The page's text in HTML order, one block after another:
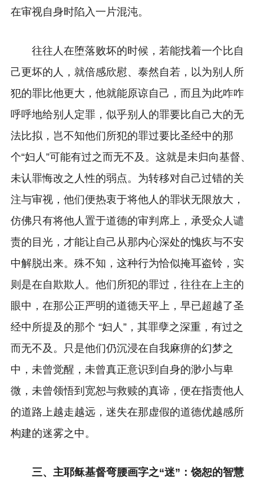
在审视自身时陷入一片混沌。
往往人在堕落败坏的时候，若能找着一个比自
己更坏的人，就倍感欣慰、泰然自若，以为别人所
犯的罪比他更大，他就能原谅自己，而且为此咋咋
呼呼地给别人定罪，似乎别人的罪要比自己大的无
法比拟，岂不知他们所犯的罪过要比圣经中的那
个“妇人”可能有过之而无不及。这就是未归向基督、
未认罪悔改之人性的弱点。为转移对自己过错的关
注与审视，他们便热衷于将他人的罪状无限放大，
仿佛只有将他人置于道德的审判席上，承受众人谴
责的目光，才能让自己从那内心深处的愧疚与不安
中解脱出来。殊不知，这种行为恰似掩耳盗铃，实
则是在自欺欺人。他们所犯的罪过，往往在上主的
眼中，在那公正严明的道德天平上，早已超越了圣
经中所提及的那个 “妇人”，其罪孽之深重，有过之
而无不及。只是他们仍沉浸在自我麻痹的幻梦之
中，未曾觉醒，未曾真正意识到自身的渺小与卑
微，未曾领悟到宽恕与救赎的真谛，便在指责他人
的道路上越走越远，迷失在那虚假的道德优越感所
构建的迷雾之中。
三、主耶稣基督弯腰画字之“迷”：饶恕的智慧